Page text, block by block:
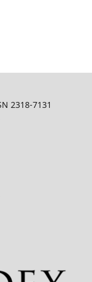
2318-7131